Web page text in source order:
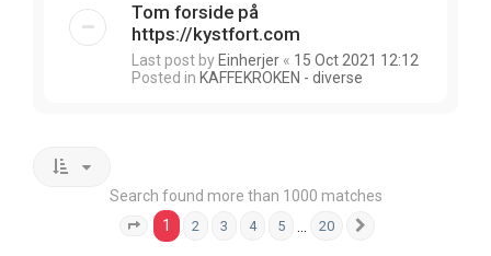
Tom forside på
https://kystfort.com
Last post by Einherjer « 15 Oct 2021 12:12
Posted in KAFFEKROKEN - diverse
Search found more than 1000 matches
Page 1 of 20
1 2 3 4 5 20